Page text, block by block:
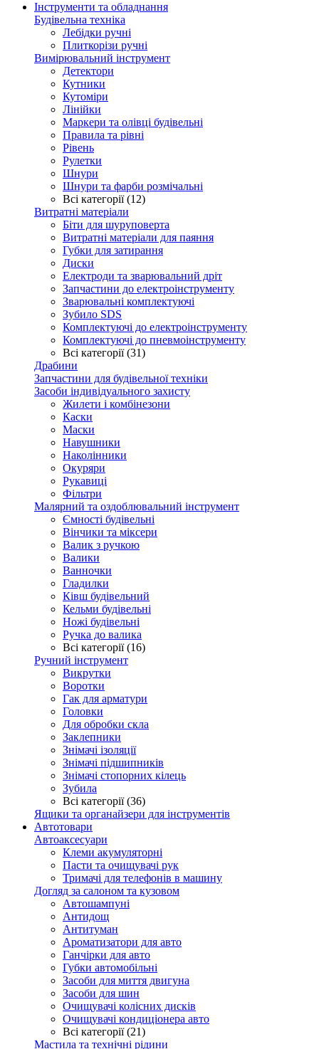
Інструменти та обладнання
Будівельна техніка
Лебідки ручні
Плиткорізи ручні
Вимірювальний інструмент
Детектори
Кутники
Кутоміри
Лінійки
Маркери та олівці будівельні
Правила та рівні
Рівень
Рулетки
Шнури
Шнури та фарби розмічальні
Всі категорії (12)
Витратні матеріали
Біти для шуруповерта
Витратні матеріали для паяння
Губки для затирання
Диски
Електроди та зварювальний дріт
Запчастини до електроінструменту
Зварювальні комплектуючі
Зубило SDS
Комплектуючі до електроінструменту
Комплектуючі до пневмоінструменту
Всі категорії (31)
Драбини
Запчастини для будівельної техніки
Засоби індивідуального захисту
Жилети і комбінезони
Каски
Маски
Навушники
Наколінники
Окуряри
Рукавиці
Фільтри
Малярний та оздоблювальний інструмент
Ємності будівельні
Вінчики та міксери
Валик з ручкою
Валики
Ванночки
Гладилки
Ківш будівельний
Кельми будівельні
Ножі будівельні
Ручка до валика
Всі категорії (16)
Ручний інструмент
Викрутки
Воротки
Гак для арматури
Головки
Для обробки скла
Заклепники
Знімачі ізоляції
Знімачі підшипників
Знімачі стопорних кілець
Зубила
Всі категорії (36)
Ящики та органайзери для інструментів
Автотовари
Автоаксесуари
Клеми акумуляторні
Пасти та очищувачі рук
Тримачі для телефонів в машину
Догляд за салоном та кузовом
Автошампуні
Антидощ
Антитуман
Ароматизатори для авто
Ганчірки для авто
Губки автомобільні
Засоби для миття двигуна
Засоби для шин
Очищувачі колісних дисків
Очищувачі кондиціонера авто
Всі категорії (21)
Мастила та технічні рідини